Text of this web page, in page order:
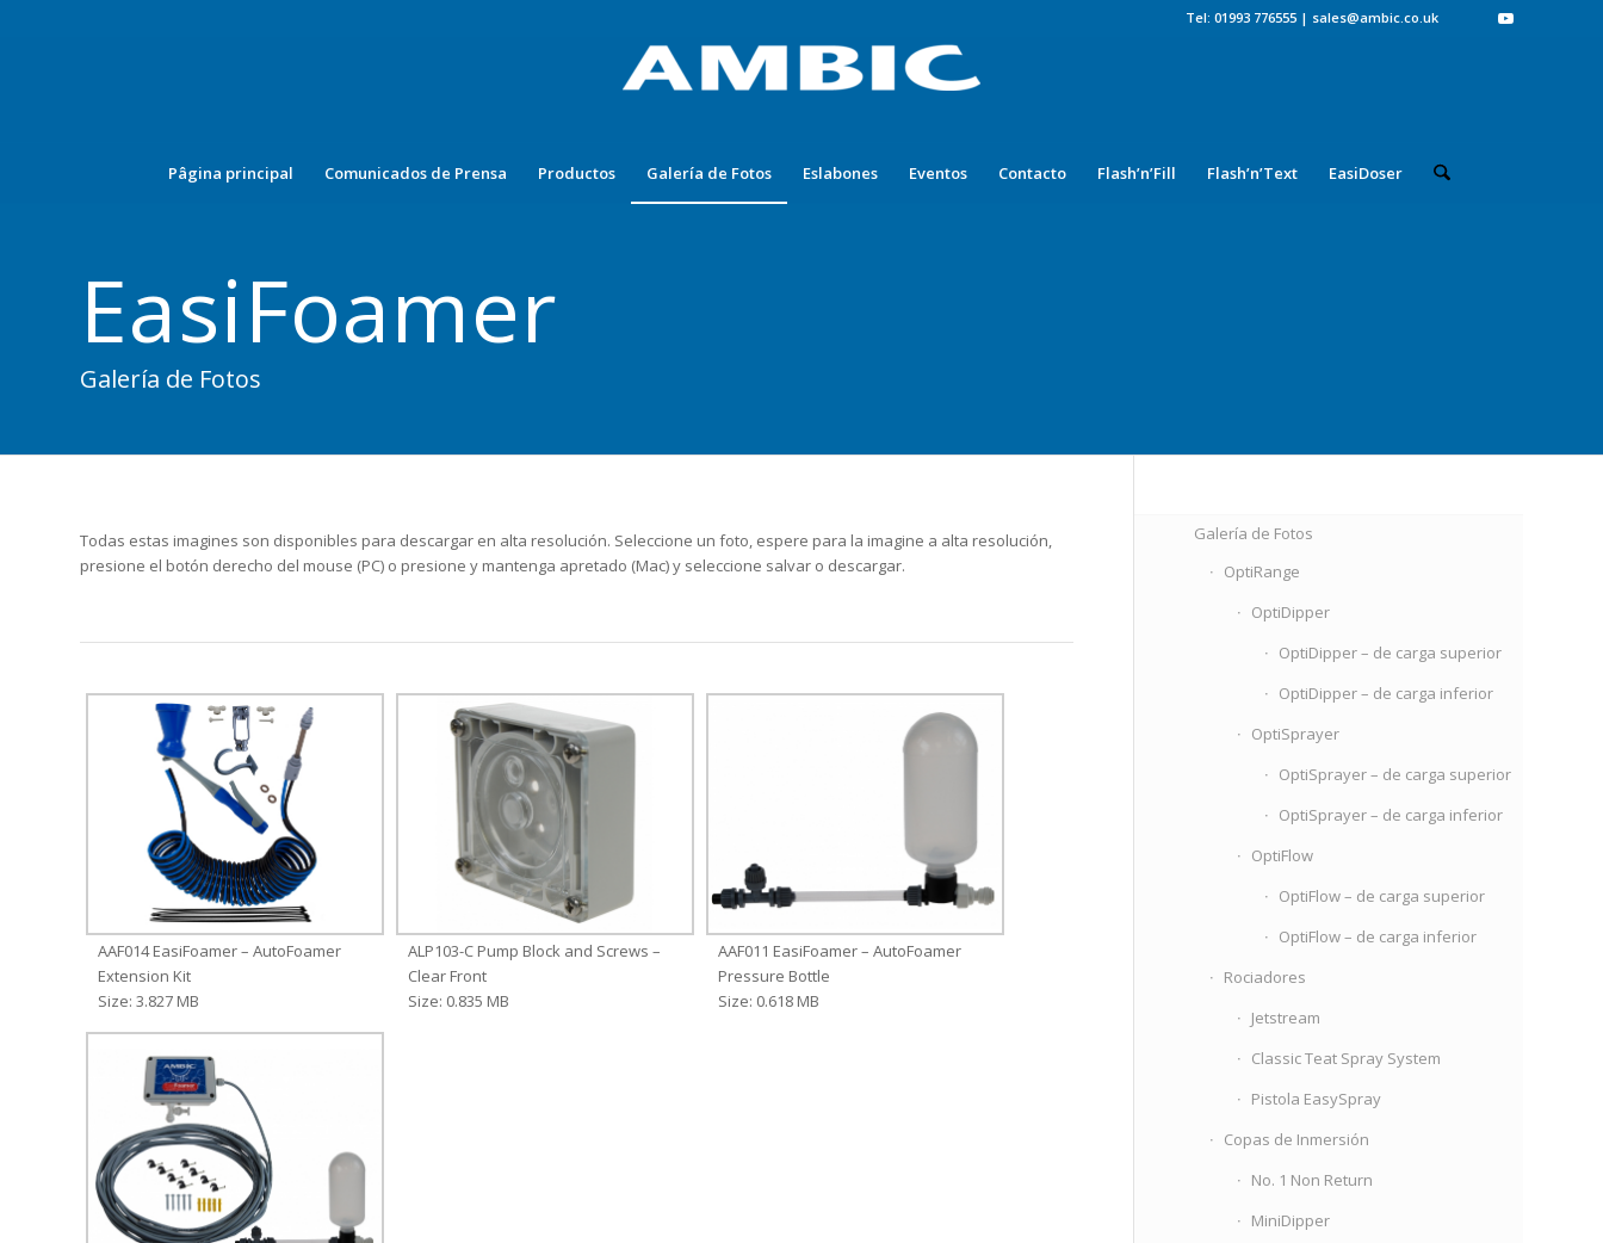
Tel: 01993 776555 | sales@ambic.co.uk
Pâgina principal Comunicados de Prensa Productos Galería de Fotos Eslabones Eventos Contacto Flash’n’Fill Flash’n’Text EasiDoser
EasiFoamer
Galería de Fotos
Todas estas imagines son disponibles para descargar en alta resolución. Seleccione un foto, espere para la imagine a alta resolución,
presione el botón derecho del mouse (PC) o presione y mantenga apretado (Mac) y seleccione salvar o descargar.
AAF014 EasiFoamer – AutoFoamer
Extension Kit
Size: 3.827 MB
ALP103-C Pump Block and Screws –
Clear Front
Size: 0.835 MB
AAF011 EasiFoamer – AutoFoamer
Pressure Bottle
Size: 0.618 MB
Galería de Fotos
OptiRange
OptiDipper
OptiDipper – de carga superior
OptiDipper – de carga inferior
OptiSprayer
OptiSprayer – de carga superior
OptiSprayer – de carga inferior
OptiFlow
OptiFlow – de carga superior
OptiFlow – de carga inferior
Rociadores
Jetstream
Classic Teat Spray System
Pistola EasySpray
Copas de Inmersión
No. 1 Non Return
MiniDipper